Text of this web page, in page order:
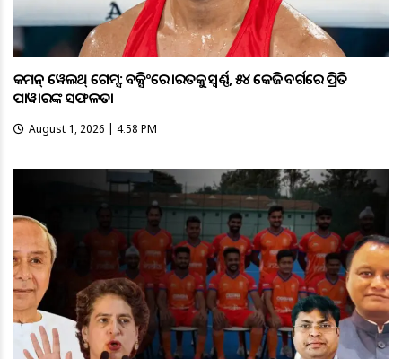
କମନ୍ ୱେଲଥ୍ ଗେମ୍ସ: ବକ୍ସିଂରେ ଭାରତକୁ ସ୍ବର୍ଣ୍ଣ, ୫୪ କେଜି ବର୍ଗରେ ପ୍ରିତି
ପାୱାରଙ୍କ ସଫଳତା
August 1, 2026 | 4:58 PM